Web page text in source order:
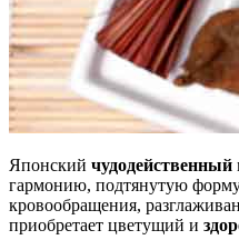
Японский чудодейственный
гармонию, подтянутую
кровообращения,
приобретает цветущий и